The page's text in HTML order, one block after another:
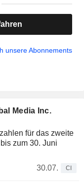
unsere Abonnements
Media Inc.
für das zweite
zum 30. Juni
30.07.
CI